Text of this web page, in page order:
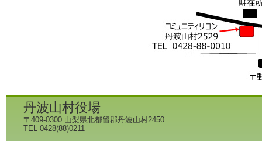
丹波山村役場
〒409-0300 山梨県北都留郡丹波山村2450
TEL 0428(88)0211